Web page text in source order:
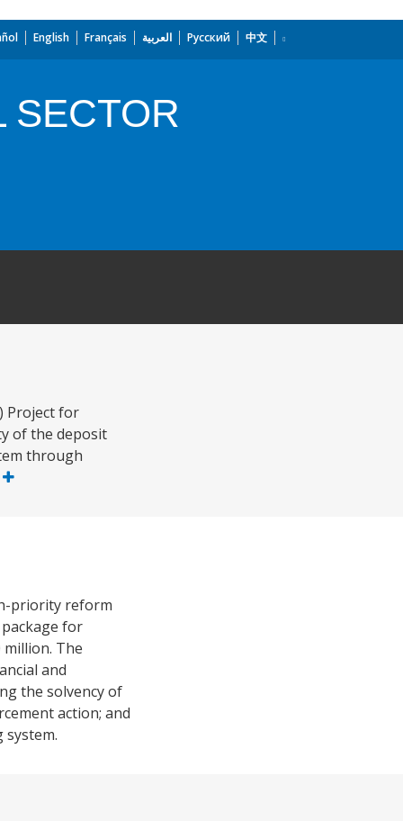
English Français العربية Русский 中文
SECTOR
Project for
of the deposit
through
priority reform
for
The
and
the solvency of
action; and